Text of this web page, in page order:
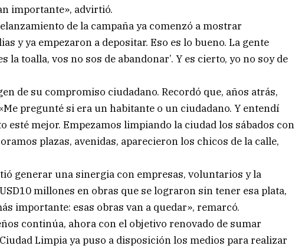
importante», advirtió.
de la campaña ya comenzó a mostrar
y ya empezaron a depositar. Eso es lo bueno. La gente
la toalla, vos no sos de abandonar’. Y es cierto, yo no soy de
de su compromiso ciudadano. Recordó que, años atrás,
pregunté si era un habitante o un ciudadano. Y entendí
esté mejor. Empezamos limpiando la ciudad los sábados con
plazas, avenidas, aparecieron los chicos de la calle,
generar una sinergia con empresas, voluntarios y la
millones en obras que se lograron sin tener esa plata,
importante: esas obras van a quedar», remarcó.
continúa, ahora con el objetivo renovado de sumar
Limpia ya puso a disposición los medios para realizar